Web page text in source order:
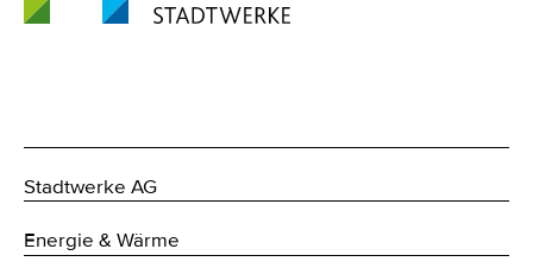
Stadtwerke AG
Energie & Wärme